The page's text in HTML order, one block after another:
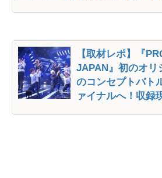
【取材レポ】『
JAPAN』初のオリ
のコンセプトバト
ァイナルへ！収録